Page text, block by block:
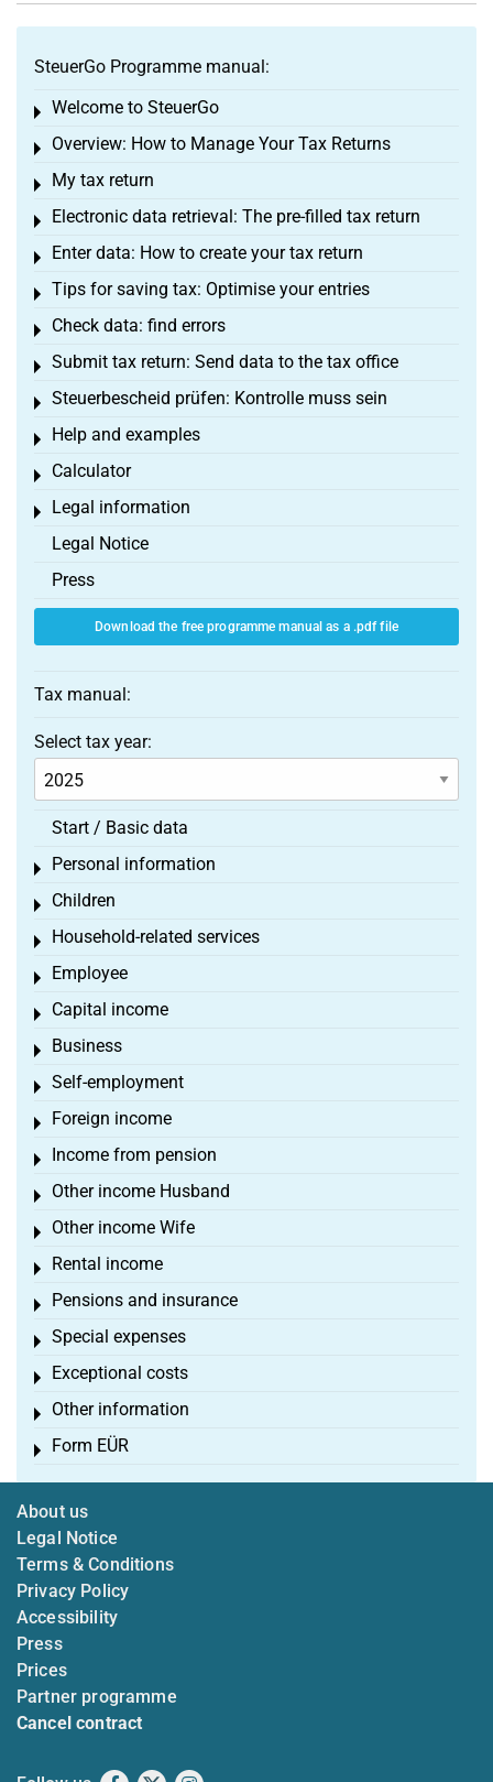
SteuerGo Programme manual:
Welcome to SteuerGo
Toggle menu
Overview: How to Manage Your Tax Returns
Toggle menu
My tax return
Toggle menu
Electronic data retrieval: The pre-filled tax return
Toggle menu
Enter data: How to create your tax return
Toggle menu
Tips for saving tax: Optimise your entries
Toggle menu
Check data: find errors
Toggle menu
Submit tax return: Send data to the tax office
Toggle menu
Steuerbescheid prüfen: Kontrolle muss sein
Toggle menu
Help and examples
Toggle menu
Calculator
Toggle menu
Legal information
Toggle menu
Legal Notice
Press
Download the free programme manual as a .pdf file
Tax manual:
Select tax year:
Start / Basic data
Personal information
Toggle menu
Children
Toggle menu
Household-related services
Toggle menu
Employee
Toggle menu
Capital income
Toggle menu
Business
Toggle menu
Self-employment
Toggle menu
Foreign income
Toggle menu
Income from pension
Toggle menu
Other income Husband
Toggle menu
Other income Wife
Toggle menu
Rental income
Toggle menu
Pensions and insurance
Toggle menu
Special expenses
Toggle menu
Exceptional costs
Toggle menu
Other information
Toggle menu
Form EÜR
Toggle menu
About us
Legal Notice
Terms & Conditions
Privacy Policy
Accessibility
Press
Prices
Partner programme
Cancel contract